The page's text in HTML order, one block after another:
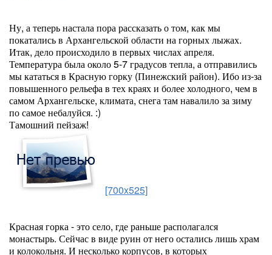
Ну, а теперь настала пора рассказать о том, как мы
покатались в Архангельской области на горных лыжах.
Итак, дело происходило в первых числах апреля.
Температура была около 5-7 градусов тепла, а отправились
мы кататься в Красную горку (Пинежский район). Ибо из-за
повышенного рельефа в тех краях и более холодного, чем в
самом Архангельске, климата, снега там навалило за зиму
по самое небалуйся. :)
Тамошний пейзаж!
[700x525]
Красная горка - это село, где раньше располагался
монастырь. Сейчас в виде руин от него остались лишь храм
и колокольня. И несколько корпусов, в которых